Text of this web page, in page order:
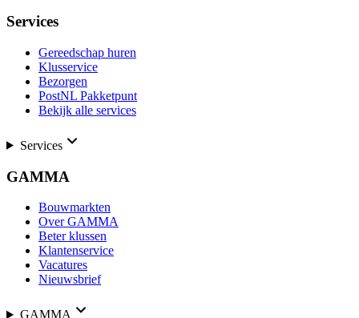
Services
Gereedschap huren
Klusservice
Bezorgen
PostNL Pakketpunt
Bekijk alle services
Services
GAMMA
Bouwmarkten
Over GAMMA
Beter klussen
Klantenservice
Vacatures
Nieuwsbrief
GAMMA